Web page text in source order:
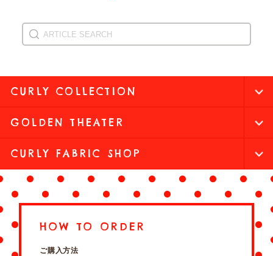
CURLY COLLECTION
GOLDEN THEATER
CURLY FABRIC SHOP
HOW TO ORDER
ご購入方法